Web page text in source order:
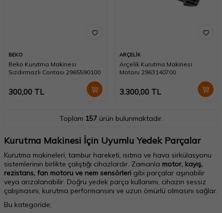
BEKO
Beko Kurutma Makinesi
Sızdırmazlı Contası 2965590100
300,00 TL
ARÇELİK
Arçelik Kurutma Makinesi
Motoru 2963140700
3.300,00 TL
Toplam 157ürün bulunmaktadır.
Kurutma Makinesi İçin Uyumlu Yedek Parçalar
Kurutma makineleri; tambur hareketi, ısıtma ve hava sirkülasyonu
sistemlerinin birlikte çalıştığı cihazlardır. Zamanla motor, kayış,
rezistans, fan motoru ve nem sensörleri gibi parçalar aşınabilir
veya arızalanabilir. Doğru yedek parça kullanımı, cihazın sessiz
çalışmasını, kurutma performansını ve uzun ömürlü olmasını sağlar.
Bu kategoride;